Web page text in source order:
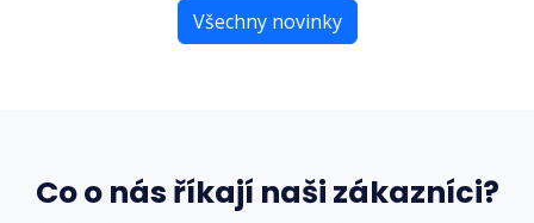
Všechny novinky
Co o nás říkají naši zákazníci?